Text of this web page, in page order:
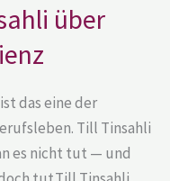
über
das eine der
Till Tinsahli
es nicht tut — und